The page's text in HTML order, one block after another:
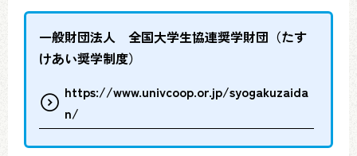
一般財団法人 全国大学生協連奨学財団（たす
けあい奨学制度）
https://www.univcoop.or.jp/syogakuzaida
n/